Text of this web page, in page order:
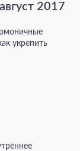
2017
укрепить